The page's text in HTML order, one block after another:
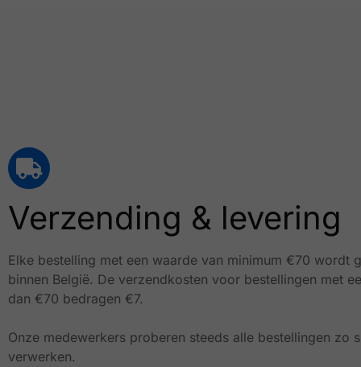
Verzending & levering
Elke bestelling met een waarde van minimum €70 wordt
binnen België. De verzendkosten voor bestellingen met
dan €70 bedragen €7.
Onze medewerkers proberen steeds alle bestellingen zo
verwerken.